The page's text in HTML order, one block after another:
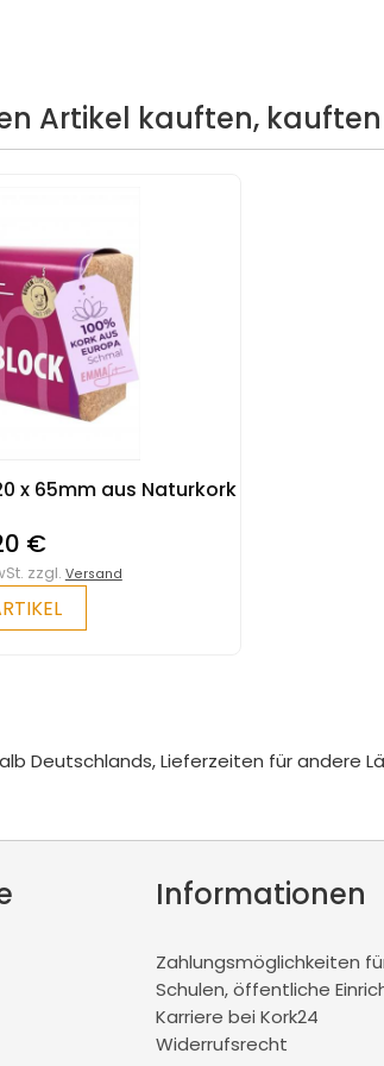
Artikel kauften,
x 65mm aus Naturkork
€
zzgl. Versand
Deutschlands, Lieferzeiten für
Informationen
Zahlungsmöglichkeiten
Schulen, öffentliche
Karriere bei Kork24
Widerrufsrecht